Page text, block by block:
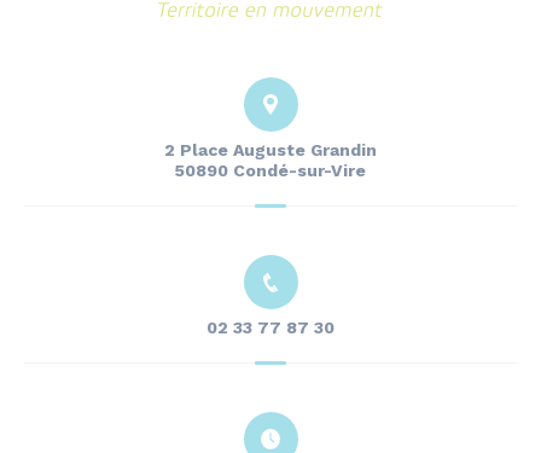
2 Place Auguste Grandin
50890 Condé-sur-Vire
02 33 77 87 30